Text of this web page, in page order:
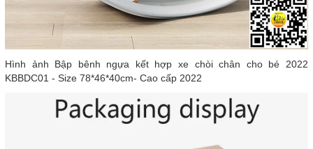
Hình ảnh Bập bênh ngựa kết hợp xe chòi chân cho bé 2022
KBBDC01 - Size 78*46*40cm- Cao cấp 2022